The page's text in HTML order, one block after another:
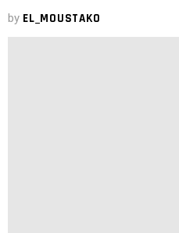
by EL_MOUSTAKO